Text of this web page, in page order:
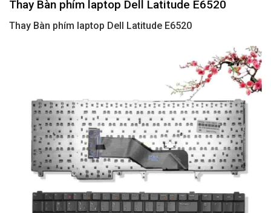
Thay Bàn phím laptop Dell Latitude E6520
Thay Bàn phím laptop Dell Latitude E6520